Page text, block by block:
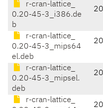
r-cran-lattice_
0.20-45-3_i386.de
b
r-cran-lattice_
0.20-45-3_mips64
el.deb
r-cran-lattice_
0.20-45-3_mipsel.
deb
r-cran-lattice_